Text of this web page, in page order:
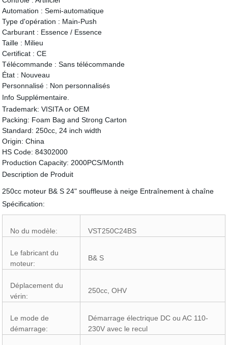
Automation : Semi-automatique
Type d'opération : Main-Push
Carburant : Essence / Essence
Taille : Milieu
Certificat : CE
Télécommande : Sans télécommande
État : Nouveau
Personnalisé : Non personnalisés
Info Supplémentaire.
Trademark: VISITA or OEM
Packing: Foam Bag and Strong Carton
Standard: 250cc, 24 inch width
Origin: China
HS Code: 84302000
Production Capacity: 2000PCS/Month
Description de Produit
250cc moteur B& S 24" souffleuse à neige Entraînement à chaîne
Spécification:
No du modèle: VST250C24BS
Le fabricant du
moteur:
B& S
Déplacement du
vérin:
250cc, OHV
Le mode de
démarrage:
Démarrage électrique DC ou AC 110-
230V avec le recul